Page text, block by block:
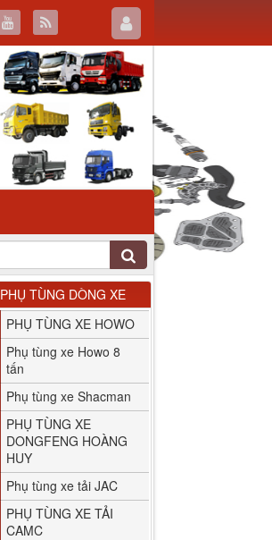
PHỤ TÙNG DÒNG XE
PHỤ TÙNG XE HOWO
Phụ tùng xe Howo 8
tấn
Phụ tùng xe Shacman
PHỤ TÙNG XE
DONGFENG HOÀNG
HUY
Phụ tùng xe tải JAC
PHỤ TÙNG XE TẢI
CAMC